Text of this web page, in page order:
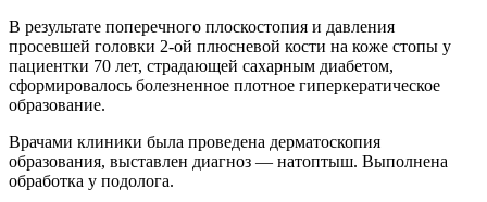
В результате поперечного плоскостопия и давления
просевшей головки 2-ой плюсневой кости на коже стопы у
пациентки 70 лет, страдающей сахарным диабетом,
сформировалось болезненное плотное гиперкератическое
образование.
Врачами клиники была проведена дерматоскопия
образования, выставлен диагноз — натоптыш. Выполнена
обработка у подолога.